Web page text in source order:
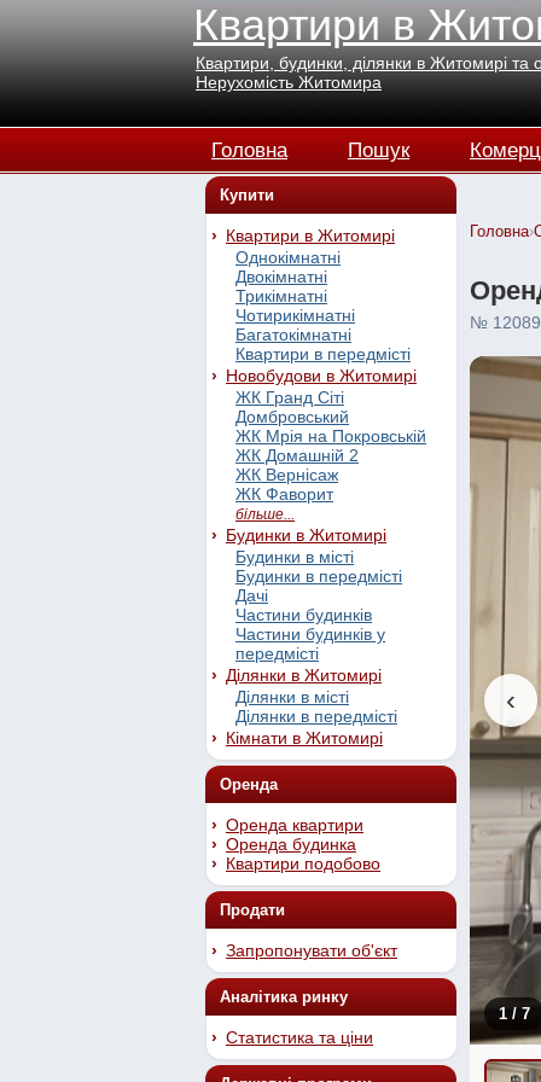
Квартири в
Квартири, будинки, ділянки в Житомирі та
Нерухомість Житомира
Головна Пошук
Купити
Квартири в Житомирі
Однокімнатні
Двокімнатні
Трикімнатні
Чотирикімнатні
Багатокімнатні
Квартири в передмісті
Новобудови в Житомирі
ЖК Гранд Сіті
Домбровський
ЖК Мрія на Покровській
ЖК Домашній 2
ЖК Вернісаж
ЖК Фаворит
більше...
Будинки в Житомирі
Будинки в місті
Будинки в передмісті
Дачі
Частини будинків
Частини будинків у
передмісті
Ділянки в Житомирі
Ділянки в місті
Ділянки в передмісті
Кімнати в Житомирі
Оренда
Оренда квартири
Оренда будинка
Квартири подобово
Продати
Запропонувати об'єкт
Аналітика ринку
Статистика та ціни
Головна›
№ 12089
‹
1 / 7